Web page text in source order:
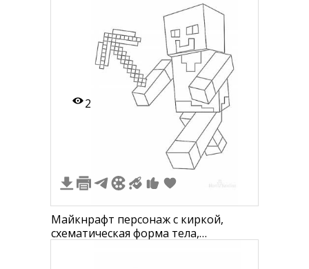
2
Майкнрафт персонаж с киркой,
схематическая форма тела,